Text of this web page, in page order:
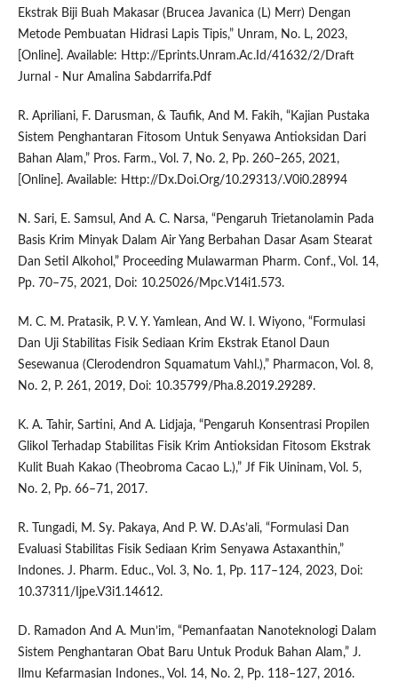
Ekstrak Biji Buah Makasar (Brucea Javanica (L) Merr) Dengan
Metode Pembuatan Hidrasi Lapis Tipis,” Unram, No. L, 2023,
[Online]. Available: Http://Eprints.Unram.Ac.Id/41632/2/Draft
Jurnal - Nur Amalina Sabdarrifa.Pdf
R. Apriliani, F. Darusman, & Taufik, And M. Fakih, “Kajian Pustaka
Sistem Penghantaran Fitosom Untuk Senyawa Antioksidan Dari
Bahan Alam,” Pros. Farm., Vol. 7, No. 2, Pp. 260–265, 2021,
[Online]. Available: Http://Dx.Doi.Org/10.29313/.V0i0.28994
N. Sari, E. Samsul, And A. C. Narsa, “Pengaruh Trietanolamin Pada
Basis Krim Minyak Dalam Air Yang Berbahan Dasar Asam Stearat
Dan Setil Alkohol,” Proceeding Mulawarman Pharm. Conf., Vol. 14,
Pp. 70–75, 2021, Doi: 10.25026/Mpc.V14i1.573.
M. C. M. Pratasik, P. V. Y. Yamlean, And W. I. Wiyono, “Formulasi
Dan Uji Stabilitas Fisik Sediaan Krim Ekstrak Etanol Daun
Sesewanua (Clerodendron Squamatum Vahl.),” Pharmacon, Vol. 8,
No. 2, P. 261, 2019, Doi: 10.35799/Pha.8.2019.29289.
K. A. Tahir, Sartini, And A. Lidjaja, “Pengaruh Konsentrasi Propilen
Glikol Terhadap Stabilitas Fisik Krim Antioksidan Fitosom Ekstrak
Kulit Buah Kakao (Theobroma Cacao L.),” Jf Fik Uininam, Vol. 5,
No. 2, Pp. 66–71, 2017.
R. Tungadi, M. Sy. Pakaya, And P. W. D.As’ali, “Formulasi Dan
Evaluasi Stabilitas Fisik Sediaan Krim Senyawa Astaxanthin,”
Indones. J. Pharm. Educ., Vol. 3, No. 1, Pp. 117–124, 2023, Doi:
10.37311/Ijpe.V3i1.14612.
D. Ramadon And A. Mun’im, “Pemanfaatan Nanoteknologi Dalam
Sistem Penghantaran Obat Baru Untuk Produk Bahan Alam,” J.
Ilmu Kefarmasian Indones., Vol. 14, No. 2, Pp. 118–127, 2016.